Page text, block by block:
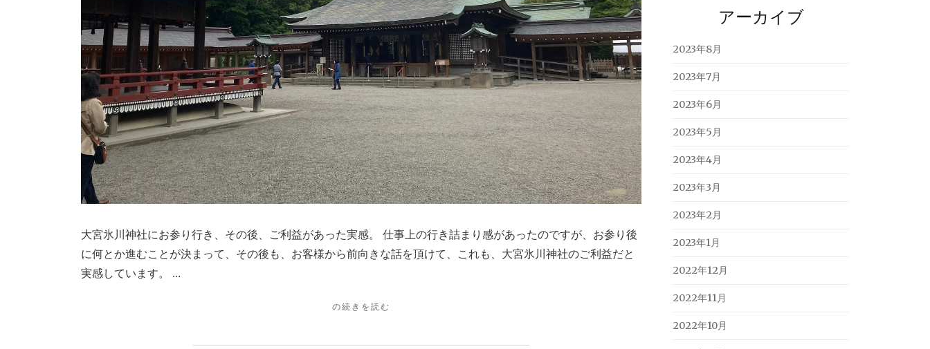
大宮氷川神社にお参り行き、その後、ご利益があった実感。 仕事上の行き詰まり感があったのですが、お参り後
に何とか進むことが決まって、その後も、お客様から前向きな話を頂けて、これも、大宮氷川神社のご利益だと
実感しています。 …
"大
の続きを読む
アーカイブ
2023年8月
2023年7月
2023年6月
2023年5月
2023年4月
2023年3月
2023年2月
2023年1月
2022年12月
2022年11月
2022年10月